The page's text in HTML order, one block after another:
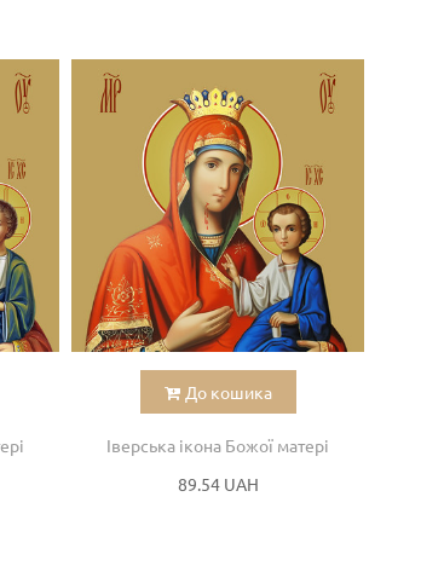
До кошика
Іверська ікона Божої матері
89.54 UAH